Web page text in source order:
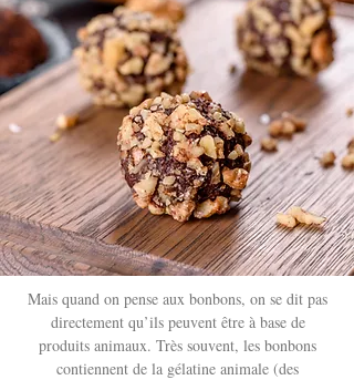
Mais quand on pense aux bonbons, on se dit pas
directement qu’ils peuvent être à base de
produits animaux. Très souvent, les bonbons
contiennent de la gélatine animale (des